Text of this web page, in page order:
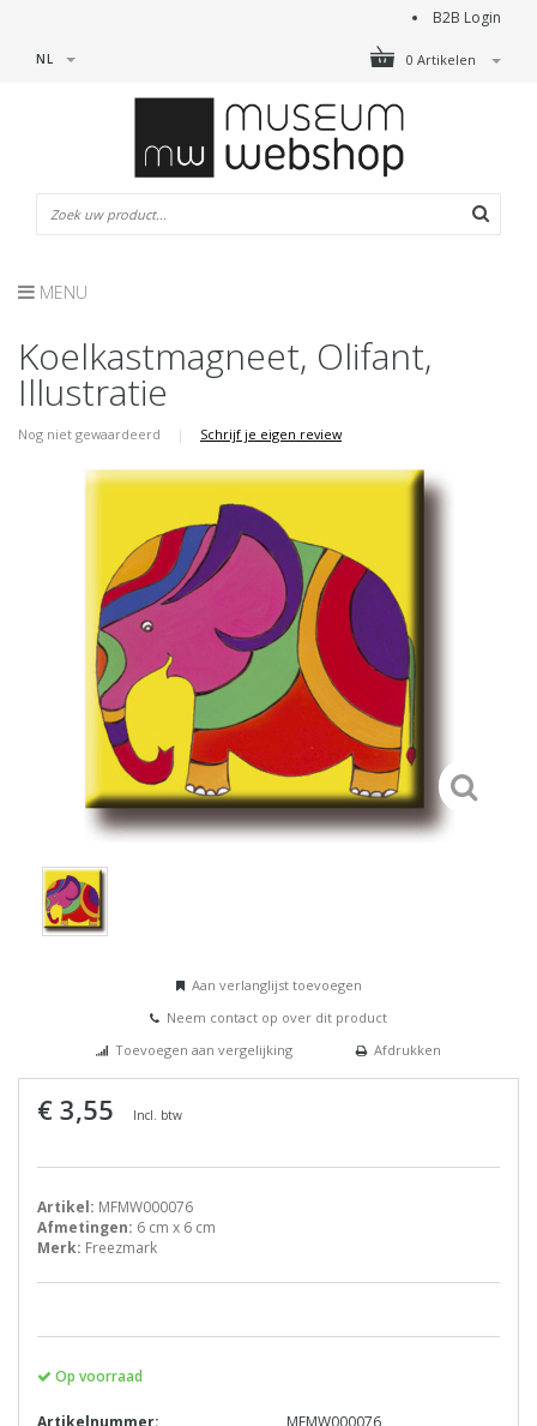
B2B Login
0 Artikelen
NL
MENU
Koelkastmagneet, Olifant,
Illustratie
Nog niet gewaardeerd | Schrijf je eigen review
Aan verlanglijst toevoegen
Neem contact op over dit product
Toevoegen aan vergelijking
Afdrukken
€ 3,55 Incl. btw
Artikel: MFMW000076
Afmetingen: 6 cm x 6 cm
Merk: Freezmark
Op voorraad